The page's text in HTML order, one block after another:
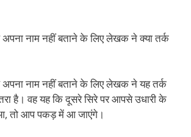
नाम नहीं बताने के लिए लेखक ने क्या तर्क
नाम नहीं बताने के लिए लेखक ने यह तर्क
है। वह यह कि दूसरे सिरे पर आपसे उधारी के
तो आप पकड़ में आ जाएंगे।